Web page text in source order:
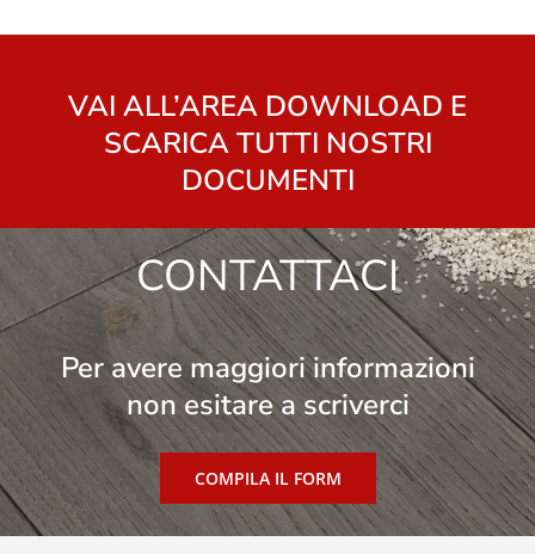
VAI ALL’AREA DOWNLOAD E
SCARICA TUTTI NOSTRI
DOCUMENTI
CONTATTACI
Per avere maggiori informazioni
non esitare a scriverci
COMPILA IL FORM